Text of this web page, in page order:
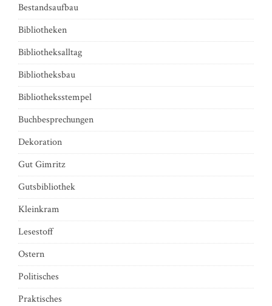
Bestandsaufbau
Bibliotheken
Bibliotheksalltag
Bibliotheksbau
Bibliotheksstempel
Buchbesprechungen
Dekoration
Gut Gimritz
Gutsbibliothek
Kleinkram
Lesestoff
Ostern
Politisches
Praktisches